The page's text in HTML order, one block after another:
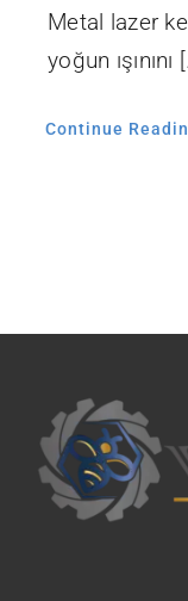
Metal lazer
yoğun ışınını
Continue